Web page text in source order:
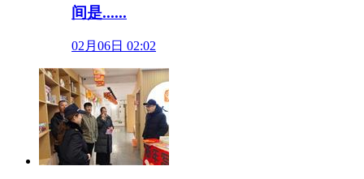
间是......
02月06日 02:02